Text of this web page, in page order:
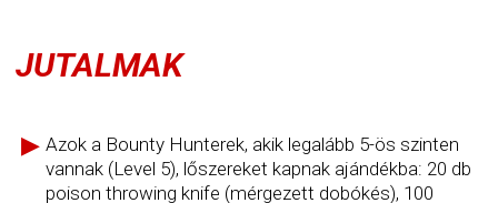
JUTALMAK
Azok a Bounty Hunterek, akik legalább 5-ös szinten
vannak (Level 5), lőszereket kapnak ajándékba: 20 db
poison throwing knife (mérgezett dobókés), 100